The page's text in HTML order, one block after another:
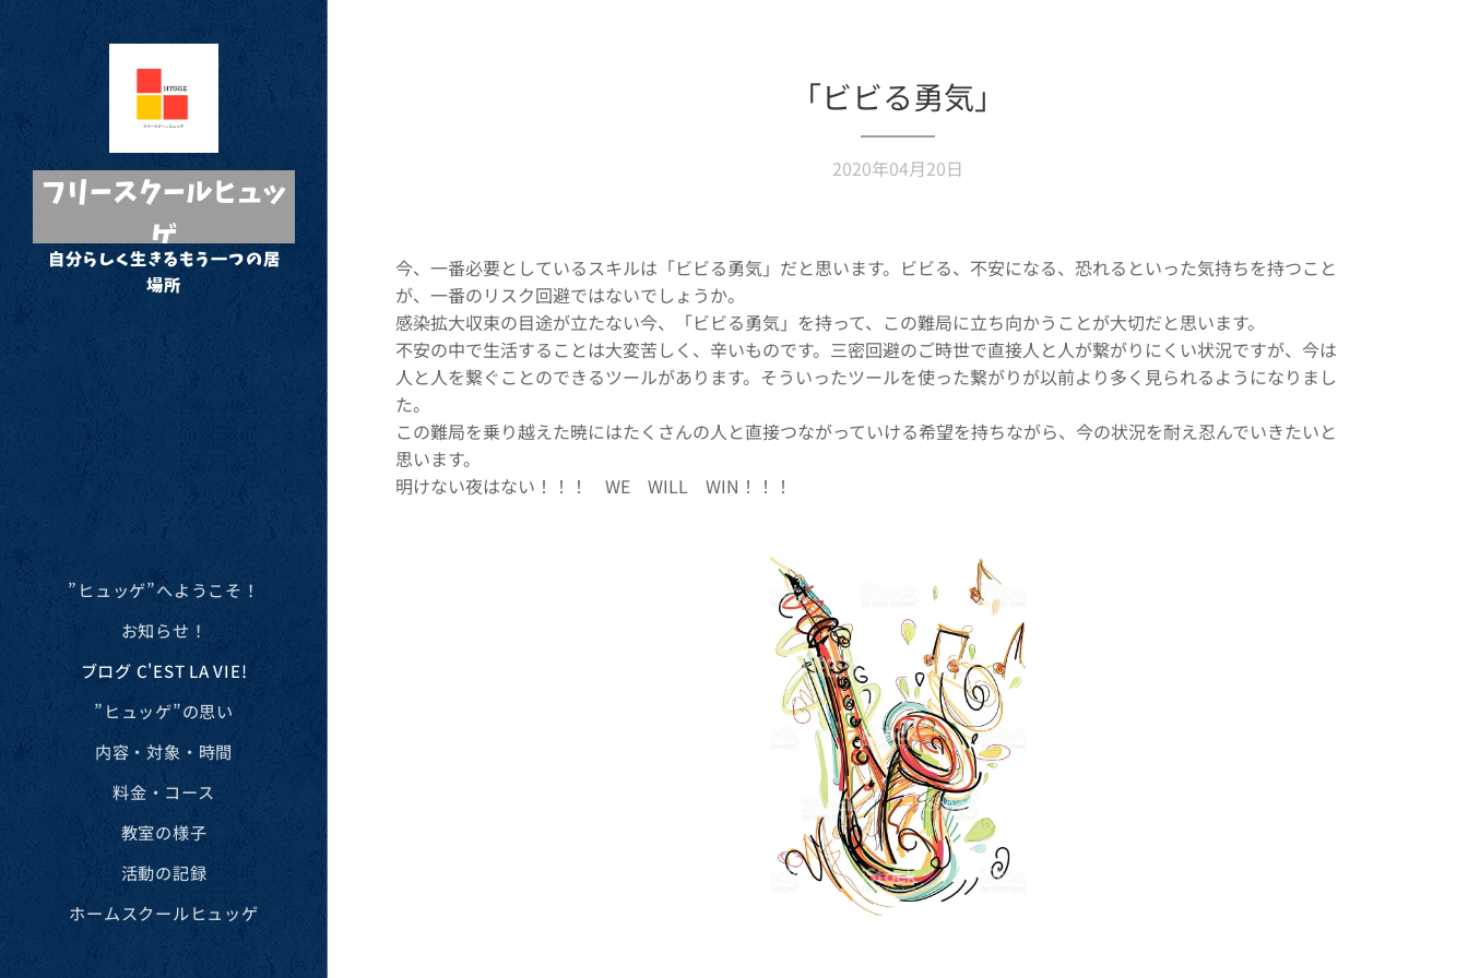
フリースクールヒュッ
ゲ
自分らしく生きるもう一つの居
場所
”ヒュッゲ”へようこそ！
お知らせ！
ブログ C'EST LA VIE!
”ヒュッゲ”の思い
内容・対象・時間
料金・コース
教室の様子
活動の記録
ホームスクールヒュッゲ
「ビビる勇気」
2020年04月20日
今、一番必要としているスキルは「ビビる勇気」だと思います。ビビる、不安になる、恐れるといった気持ちを持つこと
が、一番のリスク回避ではないでしょうか。
感染拡大収束の目途が立たない今、「ビビる勇気」を持って、この難局に立ち向かうことが大切だと思います。
不安の中で生活することは大変苦しく、辛いものです。三密回避のご時世で直接人と人が繋がりにくい状況ですが、今は
人と人を繋ぐことのできるツールがあります。そういったツールを使った繋がりが以前より多く見られるようになりまし
た。
この難局を乗り越えた暁にはたくさんの人と直接つながっていける希望を持ちながら、今の状況を耐え忍んでいきたいと
思います。
明けない夜はない！！！ WE WILL WIN！！！